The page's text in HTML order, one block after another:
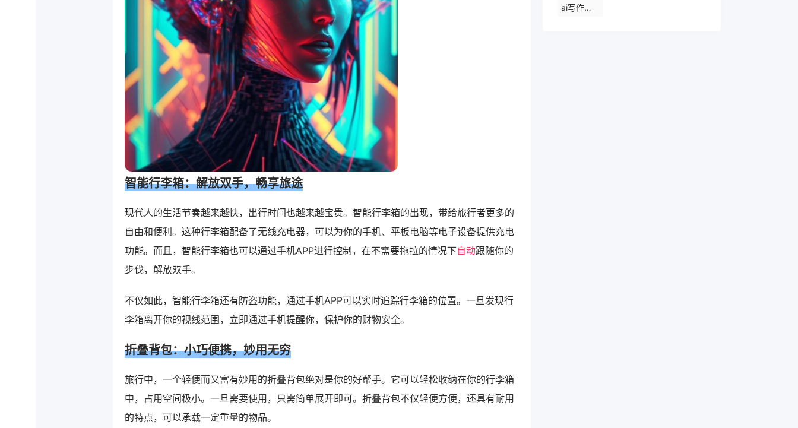
智能行李箱：解放双手，畅享旅途
现代人的生活节奏越来越快，出行时间也越来越宝贵。智能行李箱的出现，带给旅行者更多的
自由和便利。这种行李箱配备了无线充电器，可以为你的手机、平板电脑等电子设备提供充电
功能。而且，智能行李箱也可以通过手机APP进行控制，在不需要拖拉的情况下自动跟随你的
步伐，解放双手。
不仅如此，智能行李箱还有防盗功能，通过手机APP可以实时追踪行李箱的位置。一旦发现行
李箱离开你的视线范围，立即通过手机提醒你，保护你的财物安全。
折叠背包：小巧便携，妙用无穷
旅行中，一个轻便而又富有妙用的折叠背包绝对是你的好帮手。它可以轻松收纳在你的行李箱
中，占用空间极小。一旦需要使用，只需简单展开即可。折叠背包不仅轻便方便，还具有耐用
的特点，可以承载一定重量的物品。
ai写作官网